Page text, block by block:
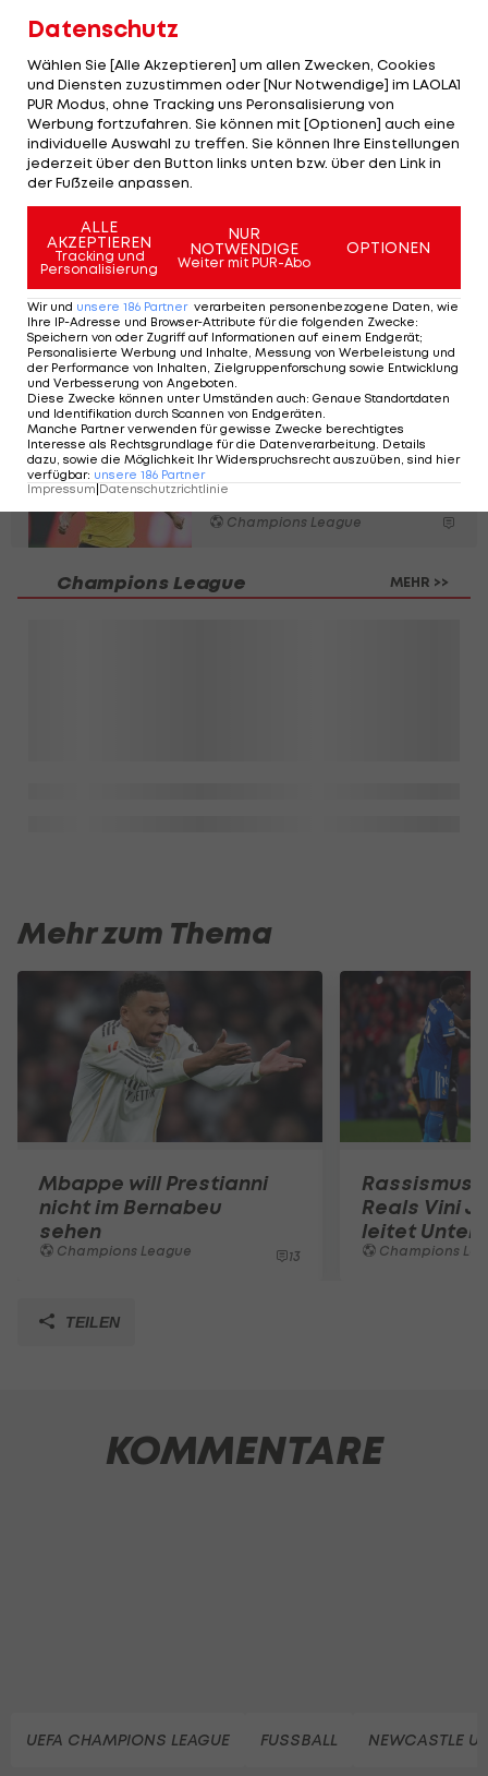
Pass von Burn in Führung.
Schon fünf Minuten später kann Thiaw per Kopf
auf 2:0 erhöhen. Anschließend beginnt die
Gordon-Show so richtig. Per Elfmeter stellt er auf
3:0 (32.). Mit der nächsten Aktion macht er sein
drittes Tor, ehe der Engländer vor der Pause den
lupenreinen Hattrick schnürt - mit seinem zweiten
Strafstoß.
Qarabag kann durch Jafarguliyev zunächst
verkürzen (54.), Joker Murphy (72.) besorgt danach
den 6:1-Endstand.
These: Dortmund
braucht Sabitzer
eigentlich gar nicht
Champions League
Champions League MEHR >>
Mehr zum Thema
Mbappe will Prestianni
nicht im Bernabeu
sehen
Champions League 13
Rassismus-
Reals Vini
leitet
Champions
TEILEN
KOMMENTARE
UEFA CHAMPIONS LEAGUE FUSSBALL NEWCASTLE
Datenschutz
Wählen Sie [Alle Akzeptieren] um allen Zwecken, Cookies
und Diensten zuzustimmen oder [Nur Notwendige] im LAOLA1
PUR Modus, ohne Tracking uns Peronsalisierung von
Werbung fortzufahren. Sie können mit [Optionen] auch eine
individuelle Auswahl zu treffen. Sie können Ihre Einstellungen
jederzeit über den Button links unten bzw. über den Link in
der Fußzeile anpassen.
ALLE
AKZEPTIEREN
Tracking und
Personalisierung
NUR
NOTWENDIGE
Weiter mit PUR-Abo
OPTIONEN
Wir und unsere 186 Partner verarbeiten personenbezogene Daten, wie
Ihre IP-Adresse und Browser-Attribute für die folgenden Zwecke:
Speichern von oder Zugriff auf Informationen auf einem Endgerät;
Personalisierte Werbung und Inhalte, Messung von Werbeleistung und
der Performance von Inhalten, Zielgruppenforschung sowie Entwicklung
und Verbesserung von Angeboten.
Diese Zwecke können unter Umständen auch: Genaue Standortdaten
und Identifikation durch Scannen von Endgeräten.
Manche Partner verwenden für gewisse Zwecke berechtigtes
Interesse als Rechtsgrundlage für die Datenverarbeitung. Details
dazu, sowie die Möglichkeit Ihr Widerspruchsrecht auszuüben, sind hier
verfügbar: unsere 186 Partner
Impressum Datenschutzrichtlinie